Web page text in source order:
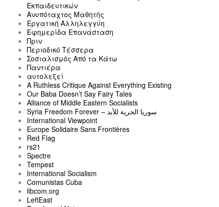
Εκπαιδευτικών
Ανυπόταχτος Μαθητής
Εργατική Αλληλεγγύη
Εφημερίδα Επανάσταση
Πριν
Περιοδικό Τέσσερα
Σοσιαλισμός Από τα Κάτω
Παντιέρα
αυτολεξεί
A Ruthless Critique Against Everything Existing
Our Baba Doesn’t Say Fairy Tales
Alliance of Middle Eastern Socialists
Syria Freedom Forever – سوريا الحرية للأبد
International Viewpoint
Europe Solidaire Sans Frontières
Red Flag
rs21
Spectre
Tempest
International Socialism
Comunistas Cuba
libcom.org
LeftEast